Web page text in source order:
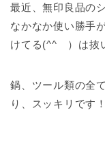
最近、無印良品の
なかなか使い勝手
けてる(^^ゞ）は抜
鍋、ツール類の全
り、スッキリです！